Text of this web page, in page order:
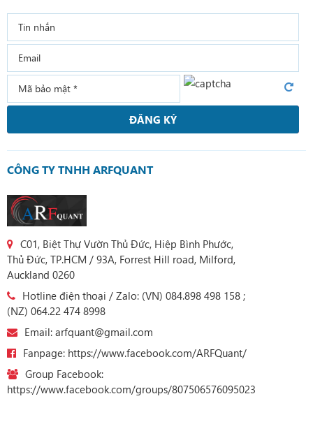
CÔNG TY TNHH ARFQUANT
C01, Biệt Thự Vườn Thủ Đức, Hiệp Bình Phước,
Thủ Đức, TP.HCM / 93A, Forrest Hill road, Milford,
Auckland 0260
Hotline điện thoại / Zalo: (VN) 084.898 498 158 ;
(NZ) 064.22 474 8998
Email: arfquant@gmail.com
Fanpage: https://www.facebook.com/ARFQuant/
Group Facebook:
https://www.facebook.com/groups/807506576095023
ĐĂNG KÝ